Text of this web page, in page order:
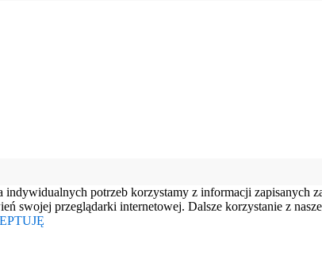
potrzeb korzystamy z informacji zapisanych
przeglądarki internetowej. Dalsze korzystanie z